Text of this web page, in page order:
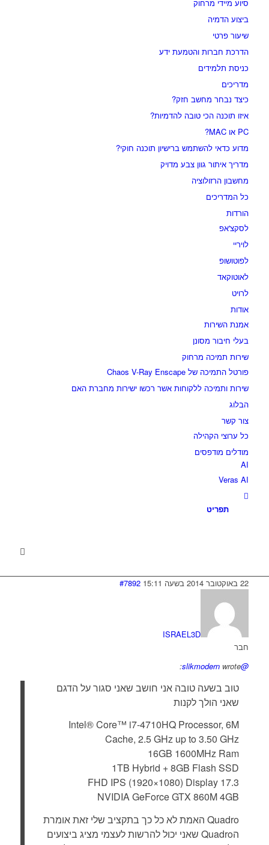
סיוע מיידי מרחוק
ביצוע הדמיה
שיעור פרטי
הדרכת חברות והטמעת ידע
כניסת תלמידים
מדריכים
כיצד נבחר מחשב חזק?
איזו תוכנה הכי טובה להדמיות?‎‎
PC או MAC?
מדוע כדאי להשתמש ברישיון תוכנה חוקי?
מדריך איתור גוון צבע מדויק
מחשבון הרזולוציה
כל המדריכים
הורדות
לסקצ'אפ
לויריי
לפוטושופ
לאוטוקאד
לרויט
אודות
אמנת השירות
בעלי חיבור מסונן
שירות תמיכה מרחוק
פורטל התמיכה של Chaos V-Ray Enscape
שירות ותמיכה ללקוחות אשר רכשו ישירות מחברת האם
הבלוג
צור קשר
כל ערוצי הקהילה
מודלים מודפסים
AI
Veras AI
תפריט
22 באוקטובר 2014 בשעה 15:11 #7892
ISRAEL3D
חבר
@slikmodern
wrote:
טוב בשעה טובה אני חושב שאני סגור על הדגם
שאני הולך לקנות
Intel® Core™ i7-4710HQ Processor, 6M
Cache, 2.5 GHz up to 3.50 GHz
16GB 1600MHz Ram
1TB Hybrid + 8GB Flash SSD
17.3 FHD IPS (1920×1080) Display
NVIDIA GeForce GTX 860M 4GB
Quadro האמת לא כל כך בתקציב שלי זאת אומרת
הQuadro שאני יכול להרשות לעצמי מציג ביצועים